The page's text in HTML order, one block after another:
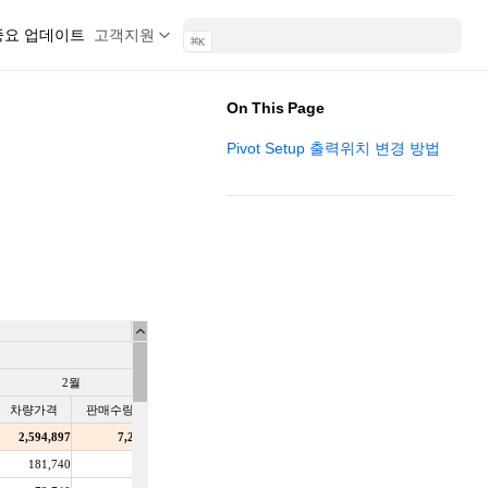
요 업데이트 고객지원 ⌘K
On This Page
Pivot Setup 출력위치 변경 방법